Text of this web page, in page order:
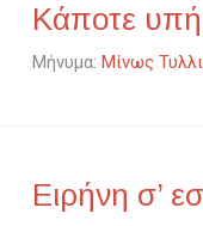
Κάποτε
Μήνυμα: Μίνως
Ειρήνη σ’